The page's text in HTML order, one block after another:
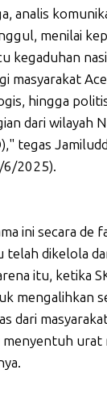
analis
menilai
kegaduhan
masyarakat
hingga
dari wilayah
tegas
6/2025).
ini secara de
telah dikelola
itu, ketika
mengalihkan
dari
urat